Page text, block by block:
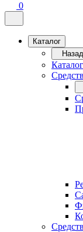
0
Каталог
Назад
Каталог